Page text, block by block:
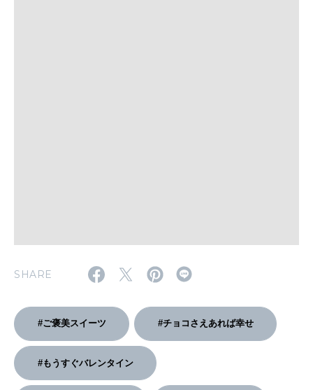
2025年12月号「お酒の新常識。」
SHARE
#ご褒美スイーツ #チョコさえあれば幸せ
#もうすぐバレンタイン